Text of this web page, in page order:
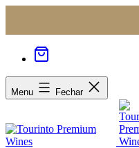
Menu Fechar